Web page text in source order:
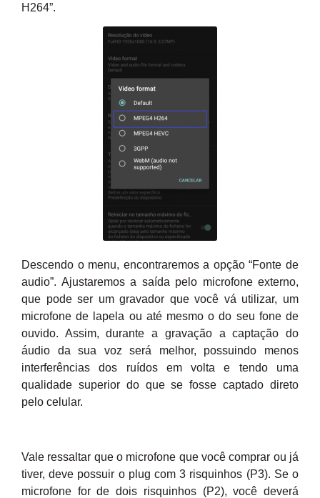
H264”.
Descendo o menu, encontraremos a opção “Fonte de
audio”. Ajustaremos a saída pelo microfone externo,
que pode ser um gravador que você vá utilizar, um
microfone de lapela ou até mesmo o do seu fone de
ouvido. Assim, durante a gravação a captação do
áudio da sua voz será melhor, possuindo menos
interferências dos ruídos em volta e tendo uma
qualidade superior do que se fosse captado direto
pelo celular.
Vale ressaltar que o microfone que você comprar ou já
tiver, deve possuir o plug com 3 risquinhos (P3). Se o
microfone for de dois risquinhos (P2), você deverá